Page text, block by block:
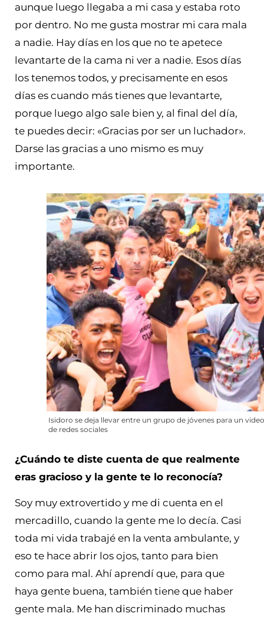
aunque luego llegaba a mi casa y estaba roto
por dentro. No me gusta mostrar mi cara mala
a nadie. Hay días en los que no te apetece
levantarte de la cama ni ver a nadie. Esos días
los tenemos todos, y precisamente en esos
días es cuando más tienes que levantarte,
porque luego algo sale bien y, al final del día,
te puedes decir: «Gracias por ser un luchador».
Darse las gracias a uno mismo es muy
importante.
Isidoro se deja llevar entre un grupo de jóvenes para un video
de redes sociales
¿Cuándo te diste cuenta de que realmente
eras gracioso y la gente te lo reconocía?
Soy muy extrovertido y me di cuenta en el
mercadillo, cuando la gente me lo decía. Casi
toda mi vida trabajé en la venta ambulante, y
eso te hace abrir los ojos, tanto para bien
como para mal. Ahí aprendí que, para que
haya gente buena, también tiene que haber
gente mala. Me han discriminado muchas